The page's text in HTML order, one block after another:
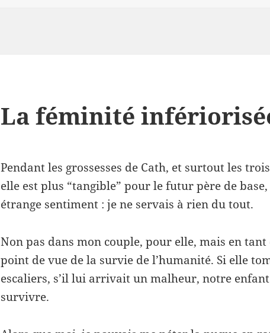
La féminité
Pendant les grossesses de Cath, et surtout les
elle est plus “tangible” pour le futur père de
étrange sentiment : je ne servais à rien du tout.
Non pas dans mon couple, pour elle, mais en tant
point de vue de la survie de l’humanité. Si elle
escaliers, s’il lui arrivait un malheur, notre
survivre.